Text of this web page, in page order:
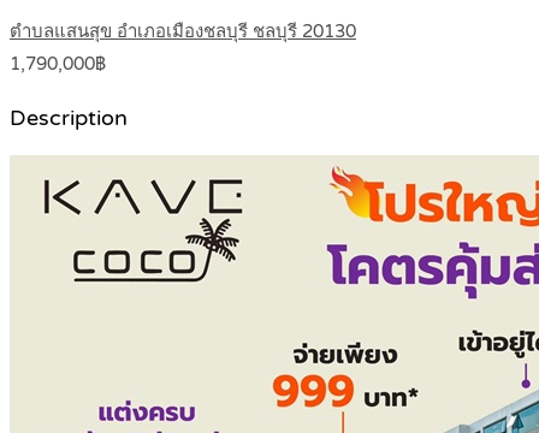
ตำบลแสนสุข อำเภอเมืองชลบุรี ชลบุรี 20130
1,790,000฿
Description